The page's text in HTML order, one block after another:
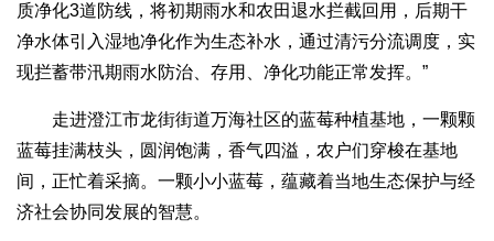
质净化3道防线，将初期雨水和农田退水拦截回用，后期干
净水体引入湿地净化作为生态补水，通过清污分流调度，实
现拦蓄带汛期雨水防治、存用、净化功能正常发挥。”
走进澄江市龙街街道万海社区的蓝莓种植基地，一颗颗
蓝莓挂满枝头，圆润饱满，香气四溢，农户们穿梭在基地
间，正忙着采摘。一颗小小蓝莓，蕴藏着当地生态保护与经
济社会协同发展的智慧。